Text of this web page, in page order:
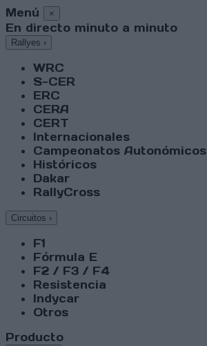
Menú ×
En directo minuto a minuto
Rallyes ›
WRC
S-CER
ERC
CERA
CERT
Internacionales
Campeonatos Autonómicos
Históricos
Dakar
RallyCross
Circuitos ›
F1
Fórmula E
F2 / F3 / F4
Resistencia
Indycar
Otros
Producto